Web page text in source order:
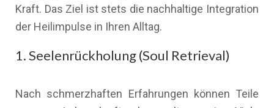
Kraft. Das Ziel ist stets die nachhaltige Integration
der Heilimpulse in Ihren Alltag.
1. Seelenrückholung (Soul Retrieval)
Nach schmerzhaften Erfahrungen können Teile